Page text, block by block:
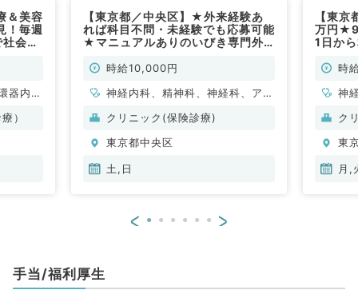
＆美容
！毎週
会保
器内
科、内
）
【東京都／中央区】★外来経験あ
れば科目不問・未経験でも応募可能
★マニュアルありのいびき専門外
時給1万円（科目不問／非常勤）
時給10,000円
神経内科、精神科、神経科、アレ
ルギー科、リウマチ科、小児科、
脳神経外科、呼吸器外科、心臓血
管外科、小児外科、皮膚科、泌尿
放射線科、リハビリテーション
クリニック(保険診療)
東京都中央区
土,日
【東
万円★9
1日か
／非常
時
神
一
ク
東
月,
< >
手当/福利厚生